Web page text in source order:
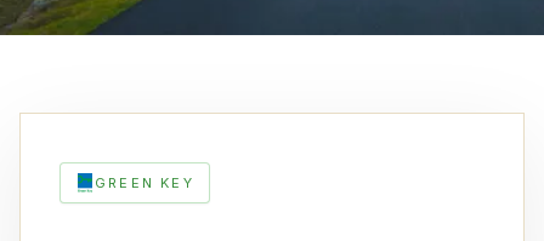
GREEN KEY